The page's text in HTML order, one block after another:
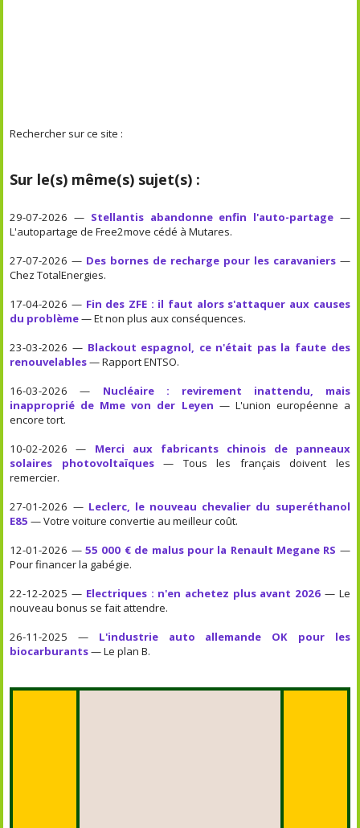
Rechercher sur ce site :
Sur le(s) même(s) sujet(s) :
29-07-2026 — Stellantis abandonne enfin l'auto-partage—
L'autopartage de Free2move cédé à Mutares.
27-07-2026 — Des bornes de recharge pour les caravaniers—
Chez TotalEnergies.
17-04-2026 — Fin des ZFE : il faut alors s'attaquer aux causes
du problème— Et non plus aux conséquences.
23-03-2026 — Blackout espagnol, ce n'était pas la faute des
renouvelables— Rapport ENTSO.
16-03-2026 — Nucléaire : revirement inattendu, mais
inapproprié de Mme von der Leyen — L'union européenne a
encore tort.
10-02-2026 — Merci aux fabricants chinois de panneaux
solaires photovoltaïques— Tous les français doivent les
remercier.
27-01-2026 — Leclerc, le nouveau chevalier du superéthanol
E85 — Votre voiture convertie au meilleur coût.
12-01-2026 —55 000 € de malus pour la Renault Megane RS —
Pour financer la gabégie.
22-12-2025 — Electriques : n'en achetez plus avant 2026 — Le
nouveau bonus se fait attendre.
26-11-2025 — L'industrie auto allemande OK pour les
biocarburants— Le plan B.